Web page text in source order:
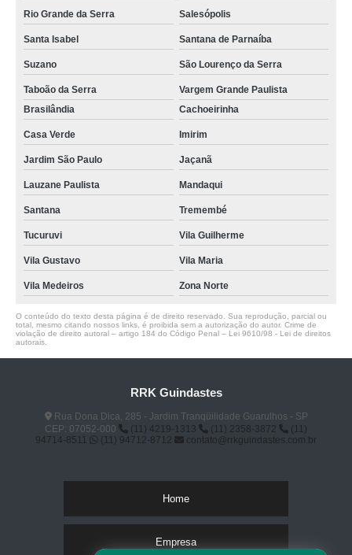
Rio Grande da Serra Salesópolis
Santa Isabel Santana de Parnaíba
Suzano São Lourenço da Serra
Taboão da Serra
Vargem Grande Paulista
Brasilândia
Cachoeirinha
Casa Verde Imirim
Jardim São Paulo Jaçanã
Lauzane Paulista Mandaqui
Santana Tremembé
Tucuruvi Vila Guilherme
Vila Gustavo Vila Maria
Vila Medeiros Zona Norte
O conteúdo do texto desta página é de direito reservado. Sua reprodução, parcial ou
total, mesmo citando nossos links, é proibida sem a autorização do autor. Crime de
violação de direito autoral – artigo 184 do Código Penal – Lei 9610/98 - Lei de direitos
autorais
RRK Guindastes
Rua Dona Dica, 285 - Jardim Tranqüilidade Guarulhos - SP
CEP: 07052-000
(11) 4219-1313 (11) 2358-3872
(11)
94714-8511
(11) 94712-8712 contato@rrkguindastes.com.br
Home
Empresa